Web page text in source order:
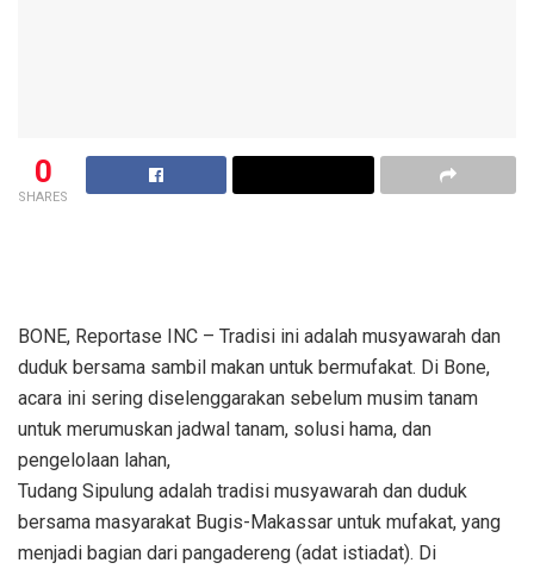
0
SHARES
BONE, Reportase INC – Tradisi ini adalah musyawarah dan
duduk bersama sambil makan untuk bermufakat. Di Bone,
acara ini sering diselenggarakan sebelum musim tanam
untuk merumuskan jadwal tanam, solusi hama, dan
pengelolaan lahan,
Tudang Sipulung adalah tradisi musyawarah dan duduk
bersama masyarakat Bugis-Makassar untuk mufakat, yang
menjadi bagian dari pangadereng (adat istiadat). Di